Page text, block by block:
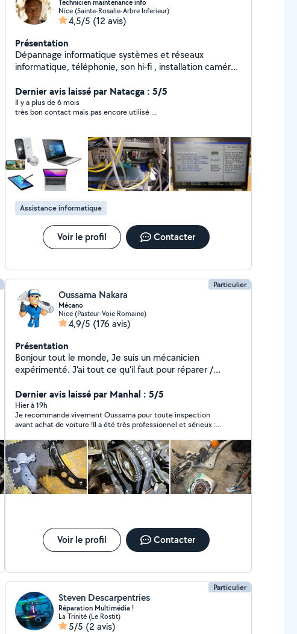
Technicien maintenance info
Nice (Sainte-Rosalie-Arbre Inferieur)
4,5/5 (12 avis)
Présentation
Dépannage informatique systèmes et réseaux
informatique, téléphonie, son hi-fi , installation caméra
Dernier avis laissé par Natacga : 5/5
Il y a plus de 6 mois
très bon contact mais pas encore utilisé ...
Assistance informatique
Voir le profil Contacter
Particulier
Oussama Nakara
Mécano
Nice (Pasteur-Voie Romaine)
4,9/5 (176 avis)
Présentation
Bonjour tout le monde, Je suis un mécanicien
expérimenté. J'ai tout ce qu'il faut pour réparer /
complète voiture / moto. Vous assister dans votre
achat de voiture. Diagnostic auto approfondie avec
appareil récent. Un Garage disponible pour effectuer
les réparations et tout le matériel nécessaire. Mes Tarif
sont attractif. N'hésitez pas a me contacterez. La
satisfaction avant tout. A très bientôt.
Dernier avis laissé par Manhal : 5/5
Hier à 19h
Je recommande vivement Oussama pour toute inspection
avant achat de voiture !Il a été très professionnel et sérieux :
vérification de tous les points mécaniques importants. Il a pris
le temps de tout m’expliquer clairement, ce qui m’a permis
d’acheter ma voiture en toute confiance. Un vrai gain de
tranquillité d’esprit pour un prix très raisonnable. Merci
Oussama, je vous recontacterai sans hésiter pour de futurs
besoins !
Voir le profil Contacter
Particulier
Steven Descarpentries
Réparation Multimédia !
La Trinité (Le Rostit)
5/5 (2 avis)